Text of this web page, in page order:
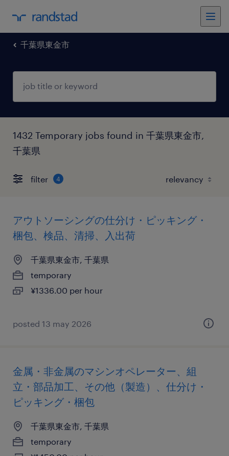
千葉県東金市
1432 Temporary jobs found in 千葉県東金市,
千葉県
filter 4
アウトソーシングの仕分け・ピッキング・
梱包、検品、清掃、入出荷
千葉県東金市, 千葉県
temporary
¥1336.00 per hour
posted 13 may 2026
金属・非金属のマシンオペレーター、組
立・部品加工、その他（製造）、仕分け・
ピッキング・梱包
千葉県東金市, 千葉県
temporary